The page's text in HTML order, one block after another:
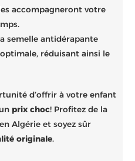
accompagneront votre
semelle antidérapante
réduisant ainsi le
d’offrir à votre enfant
prix choc! Profitez de la
Algérie et soyez sûr
originale.